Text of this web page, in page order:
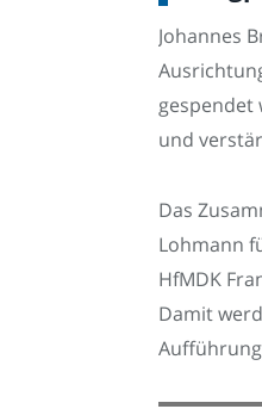
Johannes
gespendet
und
Das
Lohmann
HfMDK
Damit